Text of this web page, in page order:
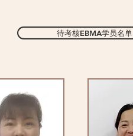
待考核EBMA学员名单